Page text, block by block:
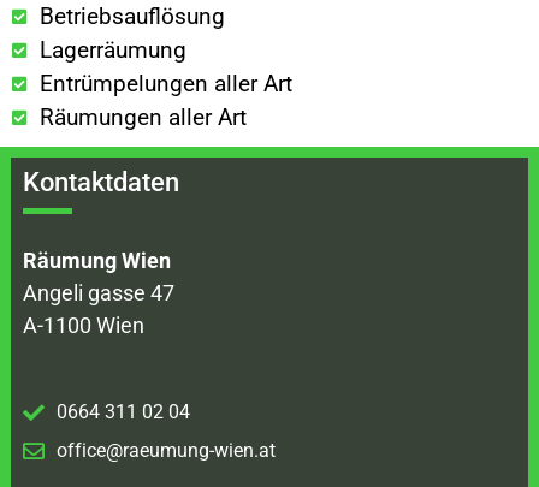
Betriebsauflösung
Lagerräumung
Entrümpelungen aller Art
Räumungen aller Art
Kontaktdaten
Räumung Wien
Angeli gasse 47
A-1100 Wien
0664 311 02 04
office@raeumung-wien.at